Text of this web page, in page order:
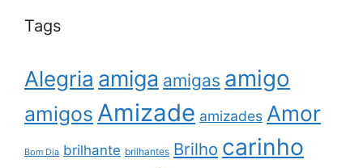
Tags
Alegria amiga amigas amigo
amigos Amizade amizades Amor
Bom Dia brilhante brilhantes Brilho carinho